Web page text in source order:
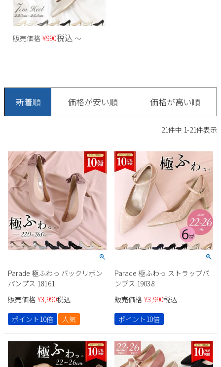
販売価格 ¥990税込 〜
新着順 価格が安い順 価格が高い順
21件中 1-21件表示
Parade 極ふわっ バックリボン
パンプス 18161
販売価格 ¥3,990税込
ポイント10倍
人気
Parade 極ふわっ ストラップパ
ンプス 19038
販売価格 ¥3,990税込
ポイント10倍